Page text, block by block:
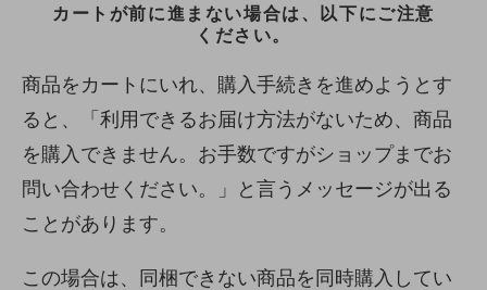
カートが前に進まない場合は、以下にご注意
ください。
商品をカートにいれ、購入手続きを進めようとす
ると、「利用できるお届け方法がないため、商品
を購入できません。お手数ですがショップまでお
問い合わせください。」と言うメッセージが出る
ことがあります。
この場合は、同梱できない商品を同時購入してい